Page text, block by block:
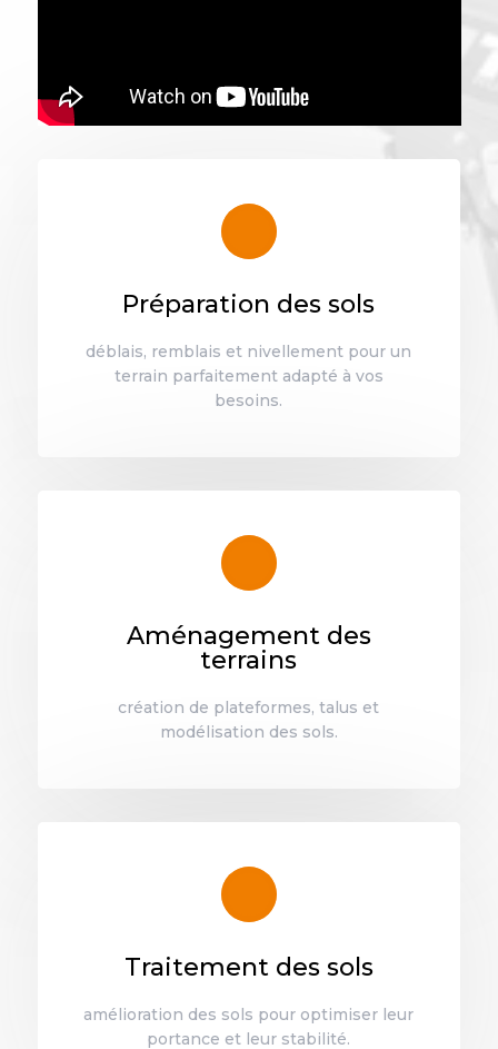
Préparation des sols
déblais, remblais et nivellement pour un
terrain parfaitement adapté à vos
besoins.
Aménagement des
terrains
création de plateformes, talus et
modélisation des sols.
Traitement des sols
amélioration des sols pour optimiser leur
portance et leur stabilité.